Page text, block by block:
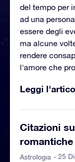
del tempo per
ad una
essere degli
ma alcune
rendere
l'amore che
Leggi
Citazioni
romantiche
Astrologia - 25